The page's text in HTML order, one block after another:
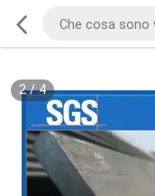
2/4